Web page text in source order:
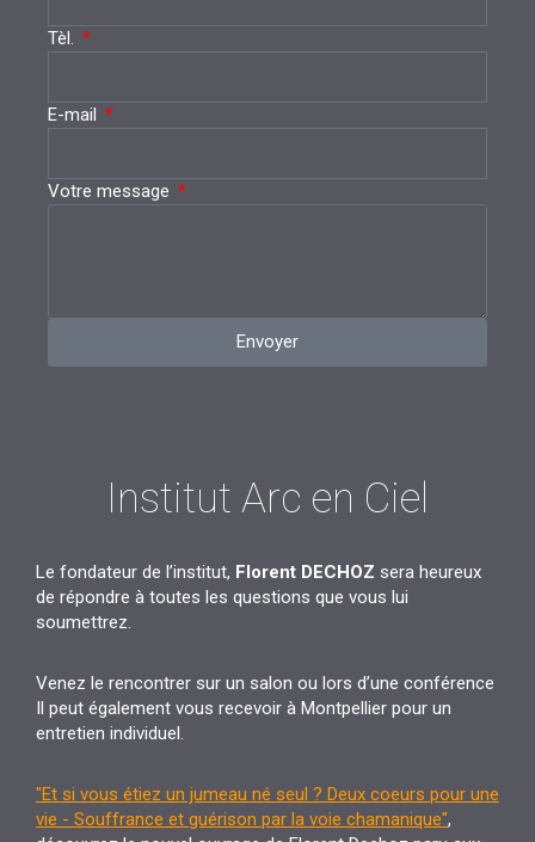
Tèl.
E-mail
Votre message
Envoyer
Institut Arc en Ciel
Le fondateur de l’institut, Florent DECHOZ sera heureux
de répondre à toutes les questions que vous lui
soumettrez.
Venez le rencontrer sur un salon ou lors d’une conférence
Il peut également vous recevoir à Montpellier pour un
entretien individuel.
"Et si vous étiez un jumeau né seul ? Deux coeurs pour une
vie - Souffrance et guérison par la voie chamanique",